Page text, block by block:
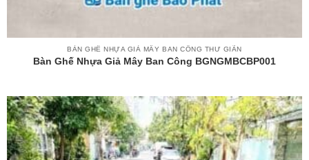
BÀN GHẾ NHỰA GIẢ MÂY BAN CÔNG THƯ GIÃN
Bàn Ghế Nhựa Giả Mây Ban Công BGNGMBCBP001